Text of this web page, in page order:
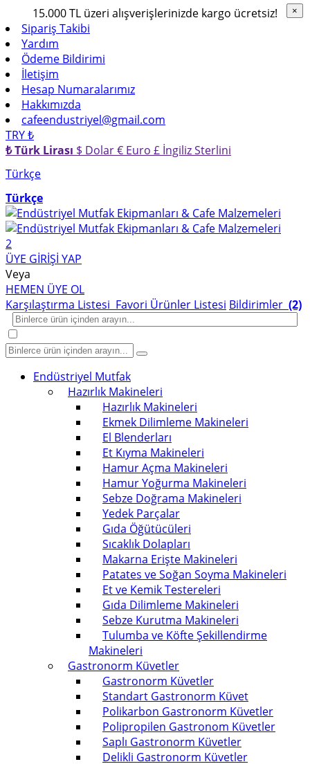
15.000 TL üzeri alışverişlerinizde kargo ücretsiz!
Sipariş Takibi
Yardım
Ödeme Bildirimi
İletişim
Hesap Numaralarımız
Hakkımızda
cafeendustriyel@gmail.com
TRY ₺
₺ Türk Lirası $ Dolar€ Euro £ İngiliz Sterlini
Türkçe
Türkçe
2
ÜYE GİRİŞİ YAP
Veya
HEMEN ÜYE OL
Karşılaştırma Listesi Favori Ürünler Listesi Bildirimler (2)
Endüstriyel Mutfak
Hazırlık Makineleri
Hazırlık Makineleri
Ekmek Dilimleme Makineleri
El Blenderları
Et Kıyma Makineleri
Hamur Açma Makineleri
Hamur Yoğurma Makineleri
Sebze Doğrama Makineleri
Yedek Parçalar
Gıda Öğütücüleri
Sıcaklık Dolapları
Makarna Erişte Makineleri
Patates ve Soğan Soyma Makineleri
Et ve Kemik Testereleri
Gıda Dilimleme Makineleri
Sebze Kurutma Makineleri
Tulumba ve Köfte Şekillendirme
Makineleri
Gastronorm Küvetler
Gastronorm Küvetler
Standart Gastronorm Küvet
Polikarbon Gastronorm Küvetler
Polipropilen Gastronom Küvetler
Saplı Gastronorm Küvetler
Delikli Gastronorm Küvetler
×
×